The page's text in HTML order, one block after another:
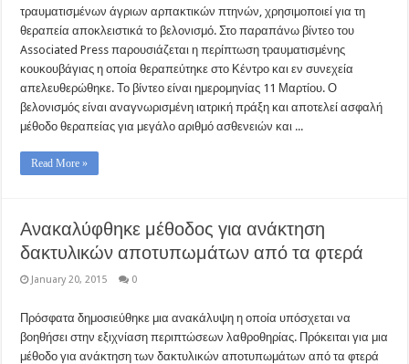
τραυματισμένων άγριων αρπακτικών πτηνών, χρησιμοποιεί για τη
θεραπεία αποκλειστικά το βελονισμό. Στο παραπάνω βίντεο του
Associated Press παρουσιάζεται η περίπτωση τραυματισμένης
κουκουβάγιας η οποία θεραπεύτηκε στο Κέντρο και εν συνεχεία
απελευθερώθηκε. Το βίντεο είναι ημερομηνίας 11 Μαρτίου. Ο
βελονισμός είναι αναγνωρισμένη ιατρική πράξη και αποτελεί ασφαλή
μέθοδο θεραπείας για μεγάλο αριθμό ασθενειών και ...
Read More »
Ανακαλύφθηκε μέθοδος για ανάκτηση
δακτυλικών αποτυπωμάτων από τα φτερά
January 20, 2015 0
Πρόσφατα δημοσιεύθηκε μια ανακάλυψη η οποία υπόσχεται να
βοηθήσει στην εξιχνίαση περιπτώσεων λαθροθηρίας. Πρόκειται για μια
μέθοδο για ανάκτηση των δακτυλικών αποτυπωμάτων από τα φτερά